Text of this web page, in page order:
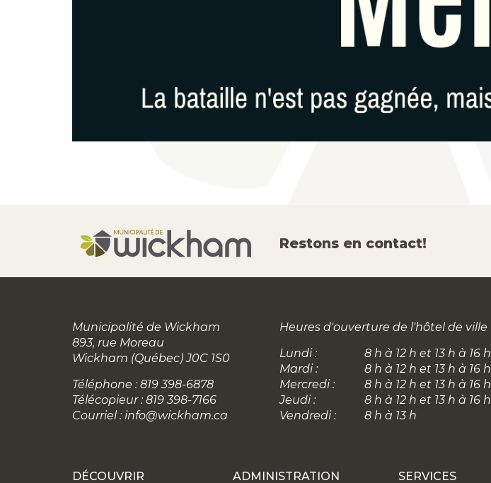
Restons en contact!
Municipalité de Wickham
893, rue Moreau
Wickham (Québec) J0C 1S0
Téléphone : 819 398-6878
Télécopieur : 819 398-7166
Courriel : info@wickham.ca
Heures d'ouverture de l'hôtel de ville
Lundi :
8 h à 12 h et 13 h à 16 h
Mardi :
8 h à 12 h et 13 h à 16 h
Mercredi :
8 h à 12 h et 13 h à 16 h
Jeudi :
8 h à 12 h et 13 h à 16 h
Vendredi :
8 h à 13 h
DÉCOUVRIR
ADMINISTRATION
SERVICES